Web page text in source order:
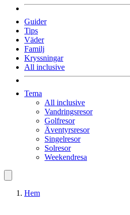
Guider
Tips
Väder
Familj
Kryssningar
All inclusive
Tema
All inclusive
Vandringsresor
Golfresor
Äventyrsresor
Singelresor
Solresor
Weekendresa
Hem